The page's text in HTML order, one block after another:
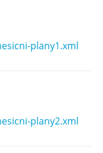
plany1.xml
plany2.xml